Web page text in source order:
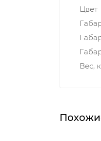
Цвет
Вес,